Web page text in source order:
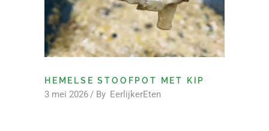
HEMELSE STOOFPOT MET KIP
3 mei 2026 By EerlijkerEten